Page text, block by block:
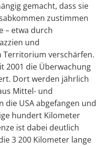
gemacht, dass sie
zustimmen
– etwa durch
und
Territorium verschärfen.
2001 die Überwachung
Dort werden jährlich
Mittel- und
die USA abgefangen und
hundert Kilometer
ist dabei deutlich
3 200 Kilometer lange